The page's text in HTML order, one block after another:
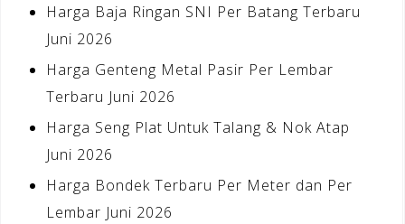
Harga Baja Ringan SNI Per Batang Terbaru
Juni 2026
Harga Genteng Metal Pasir Per Lembar
Terbaru Juni 2026
Harga Seng Plat Untuk Talang & Nok Atap
Juni 2026
Harga Bondek Terbaru Per Meter dan Per
Lembar Juni 2026